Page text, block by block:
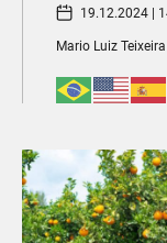
19.12.2024 |
Mario Luiz Teixeira